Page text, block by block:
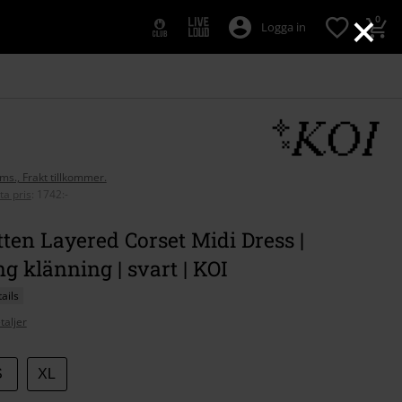
×
Logga in 0
Frakt tillkommer.
pris
1742:-
Layered Corset Midi Dress |
klänning | svart | KOI
XL